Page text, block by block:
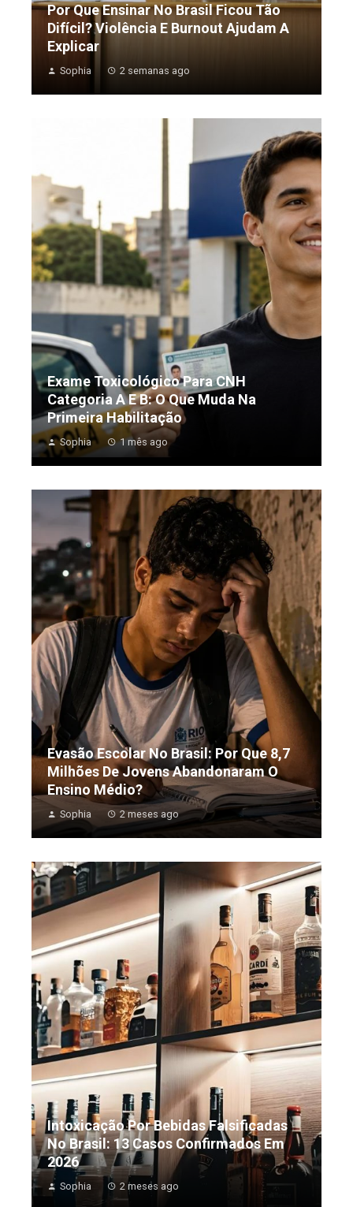
Por Que Ensinar No Brasil Ficou Tão
Difícil? Violência E Burnout Ajudam A
Explicar
Sophia 2 semanas ago
Exame Toxicológico Para CNH
Categoria A E B: O Que Muda Na
Primeira Habilitação
Sophia 1 mês ago
Evasão Escolar No Brasil: Por Que 8,7
Milhões De Jovens Abandonaram O
Ensino Médio?
Sophia 2 meses ago
Intoxicação Por Bebidas Falsificadas
No Brasil: 13 Casos Confirmados Em
2026
Sophia 2 meses ago